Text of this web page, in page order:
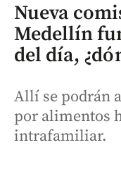
Nueva
Medellín
del día,
Allí se podrán
por alimentos
intrafamiliar.